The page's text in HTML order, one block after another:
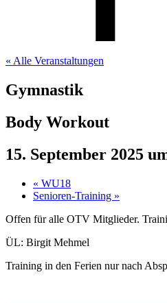
« Alle Veranstaltungen
Gymnastik
Body Workout
15. September 2025
« WU18
Senioren-Training »
Offen für alle OTV Mitglieder.
ÜL: Birgit Mehmel
Training in den Ferien nur nach